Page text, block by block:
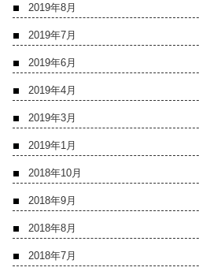
2019年8月
2019年7月
2019年6月
2019年4月
2019年3月
2019年1月
2018年10月
2018年9月
2018年8月
2018年7月